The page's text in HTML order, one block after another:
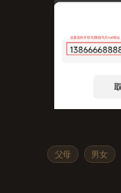
父母 男女